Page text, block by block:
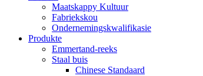
Maatskappy Kultuur
Fabriekskou
Ondernemingskwalifikasie
Produkte
Emmertand-reeks
Staal buis
Chinese Standaard